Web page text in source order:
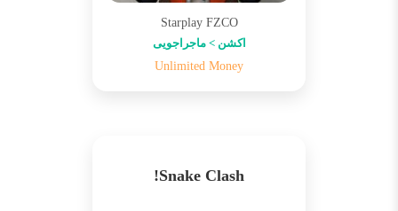
Starplay FZCO
اکشن > ماجراجویی
Unlimited Money
Snake Clash!